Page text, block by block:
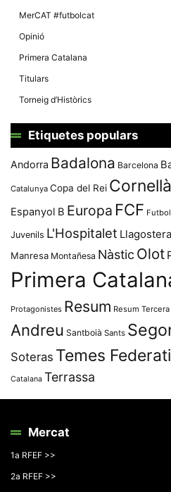
MerCAT #futbolcat
Opinió
Primera Catalana
Titulars
Torneig d’Històrics
Etiquetes populars
Andorra Badalona Barcelona
Catalunya Copa del Rei Cornellà
Espanyol B Europa FCF
Juvenils L'Hospitalet Llagostera
Manresa Montañesa Nàstic Olot
Primera
Protagonistes Resum Resum Tercera
Andreu Santboià Sants
Soteras Temes
Catalana Terrassa
Mercat
1a RFEF >>
2a RFEF >>